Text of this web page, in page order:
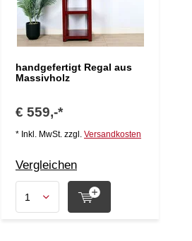
handgefertigt Regal aus
Massivholz
€ 559,-*
* Inkl. MwSt. zzgl. Versandkosten
Vergleichen